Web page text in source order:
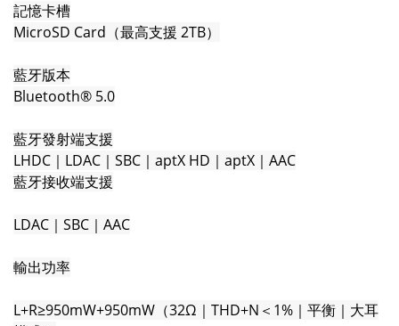
記憶卡槽
MicroSD Card（最高支援 2TB）
藍牙版本
Bluetooth® 5.0
藍牙發射端支援
LHDC｜LDAC｜SBC｜aptX HD｜aptX｜AAC
藍牙接收端支援
LDAC｜SBC｜AAC
輸出功率
L+R≥950mW+950mW（32Ω｜THD+N＜1%｜平衡｜大耳